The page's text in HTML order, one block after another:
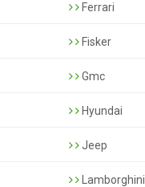
Ferrari
Fisker
Gmc
Hyundai
Jeep
Lamborghini